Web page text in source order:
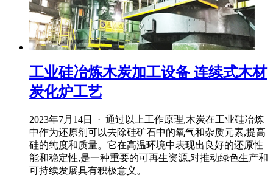
工业硅冶炼木炭加工设备 连续式木材
炭化炉工艺
2023年7月14日 · 通过以上工作原理,木炭在工业硅冶炼
中作为还原剂可以去除硅矿石中的氧气和杂质元素,提高
硅的纯度和质量。它在高温环境中表现出良好的还原性
能和稳定性,是一种重要的可再生资源,对推动绿色生产和
可持续发展具有积极意义。